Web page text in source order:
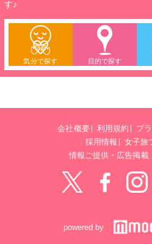
す♪
気分で探す 目的で探す
会社概要 利用規約
プ
採用情報
女子旅
情報ご提供・広告掲載
powered by